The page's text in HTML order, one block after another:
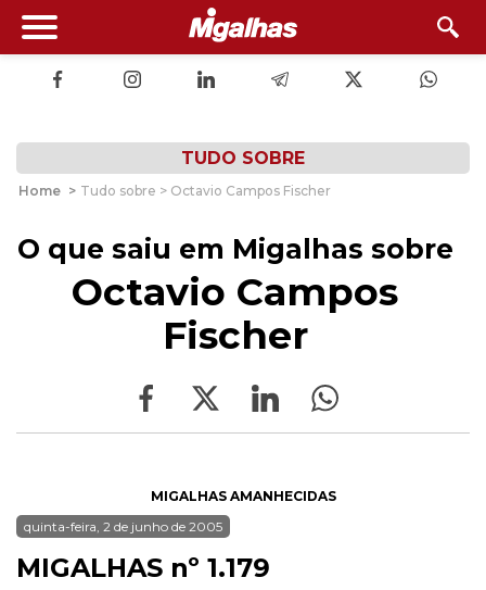
TUDO SOBRE
Home > Tudo sobre > Octavio Campos Fischer
O que saiu em Migalhas sobre
Octavio Campos
Fischer
MIGALHAS AMANHECIDAS
quinta-feira, 2 de junho de 2005
MIGALHAS nº 1.179